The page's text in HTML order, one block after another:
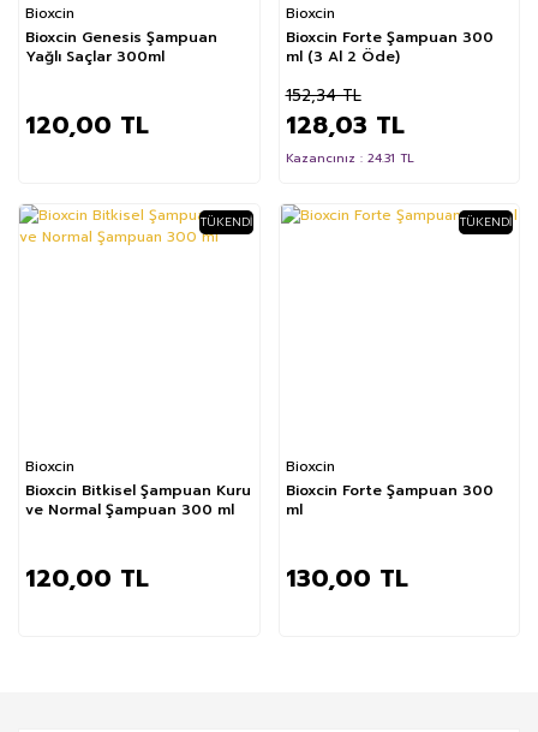
Bioxcin
Bioxcin Genesis Şampuan
Yağlı Saçlar 300ml
120,00 TL
Bioxcin
Bioxcin Forte Şampuan 300
ml (3 Al 2 Öde)
128,03 TL
152,34 TL
Kazancınız : 24.31 TL
TÜKENDI
Bioxcin
Bioxcin Bitkisel Şampuan Kuru
ve Normal Şampuan 300 ml
120,00 TL
TÜKENDI
Bioxcin
Bioxcin Forte Şampuan 300
ml
130,00 TL